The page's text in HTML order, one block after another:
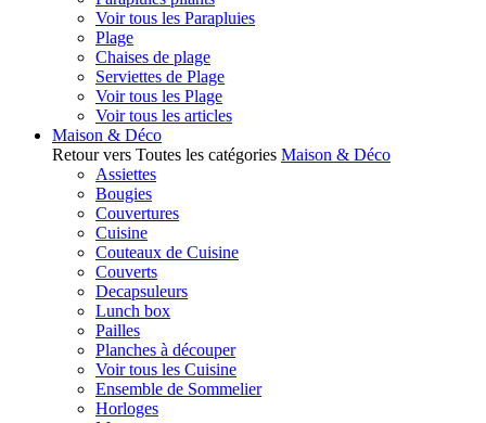
Voir tous les Parapluies
Plage
Chaises de plage
Serviettes de Plage
Voir tous les Plage
Voir tous les articles
Maison & Déco
Retour vers Toutes les catégories Maison & Déco
Assiettes
Bougies
Couvertures
Cuisine
Couteaux de Cuisine
Couverts
Decapsuleurs
Lunch box
Pailles
Planches à découper
Voir tous les Cuisine
Ensemble de Sommelier
Horloges